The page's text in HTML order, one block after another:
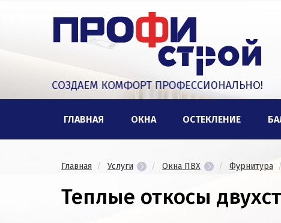
ГЛАВНАЯ ОКНА ОСТЕКЛЕНИЕ
Главная Услуги Окна ПВХ Фурнитура
Теплые откосы